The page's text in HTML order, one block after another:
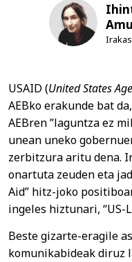
USAID (United States
AEBko erakunde bat
AEBren ”laguntza ez
unean uneko
zerbitzura aritu dena.
onartuta zeuden eta
Aid” hitz-joko
ingeles hiztunari, “US-
Beste gizarte-eragile
komunikabideak diruz